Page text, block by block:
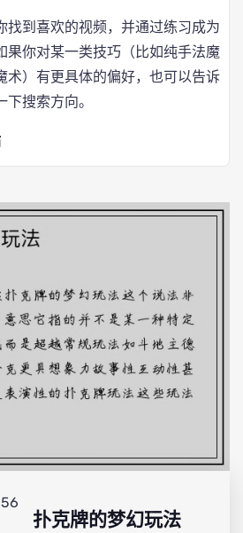
找到喜欢的视频，并通过练习成为
果你对某一类技巧（比如纯手法魔
术）有更具体的偏好，也可以告诉
搜索方向。
扑克牌的梦幻玩法